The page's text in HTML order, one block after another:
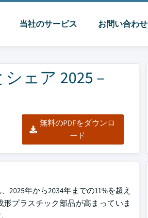
当社のサービス お問い合わせ
ェア 2025 –
無料のPDFをダウンロ
ード
年から2034年までの11%を超え
プラスチック部品が高まっていま